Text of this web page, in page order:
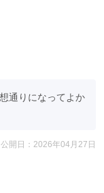
通りになってよか
開日：2026年04月27日